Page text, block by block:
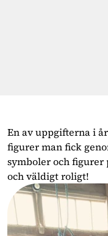
En av uppgifterna i
figurer man fick
symboler och figurer
och väldigt roligt!